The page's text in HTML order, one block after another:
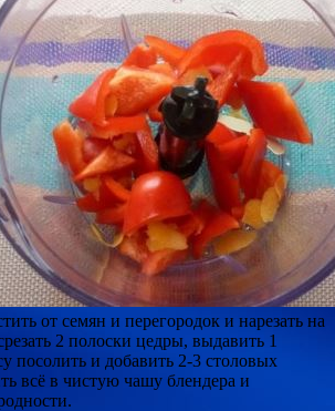
от семян и перегородок и нарезать на
2 полоски цедры, выдавить 1
посолить и добавить 2-3 столовых
всё в чистую чашу блендера и